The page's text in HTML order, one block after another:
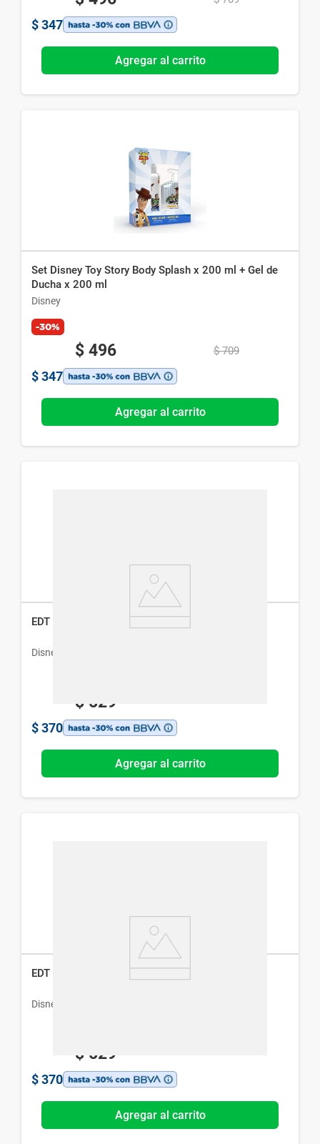
$ 347
Agregar al carrito
Set Disney Toy Story Body Splash x 200 ml + Gel de
Ducha x 200 ml
Disney
-30%
$ 496 $ 709
$ 347
Agregar al carrito
EDT Disney Frozeen x 60 ml
Disney
$ 529
$ 370
Agregar al carrito
EDT Disney Minnie 201 x 60 ml
Disney
$ 529
$ 370
Agregar al carrito